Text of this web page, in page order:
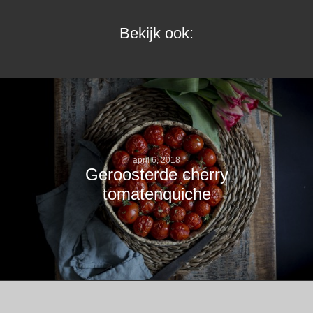
Bekijk ook:
april 6, 2018
Geroosterde cherry
tomatenquiche